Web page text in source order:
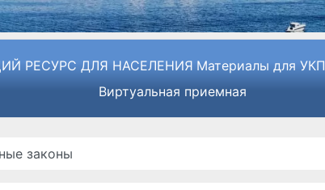
РЕСУРС ДЛЯ НАСЕЛЕНИЯ Материалы для УКП
Виртуальная приемная
законы